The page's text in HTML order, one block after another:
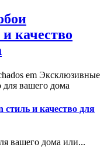
качество
em Эксклюзивные
для вашего дома
и качество для
вашего дома или...